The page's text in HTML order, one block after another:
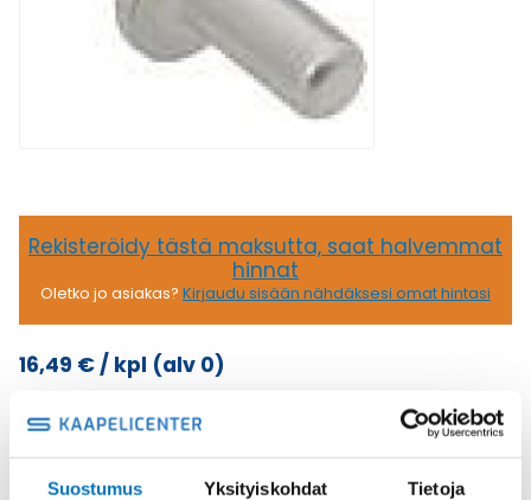
Suostumus Yksityiskohdat Tietoja
Rekisteröidy tästä maksutta, saat halvemmat
hinnat
Oletko jo asiakas? Kirjaudu sisään nähdäksesi omat hintasi
16,49 €/ kpl (alv 0)
200A
CY
KOSKETIN
UROS
Lisää ostoskoriin